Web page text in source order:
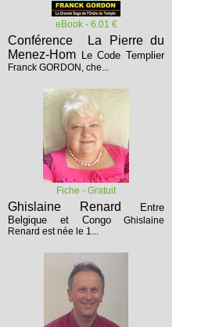
eBook - 6.01 €
Conférence La Pierre du
Menez-Hom Le Code Templier
Franck GORDON, che...
Fiche - Gratuit
Ghislaine Renard
Entre
Belgique et Congo
Ghislaine
Renard est née le 1...